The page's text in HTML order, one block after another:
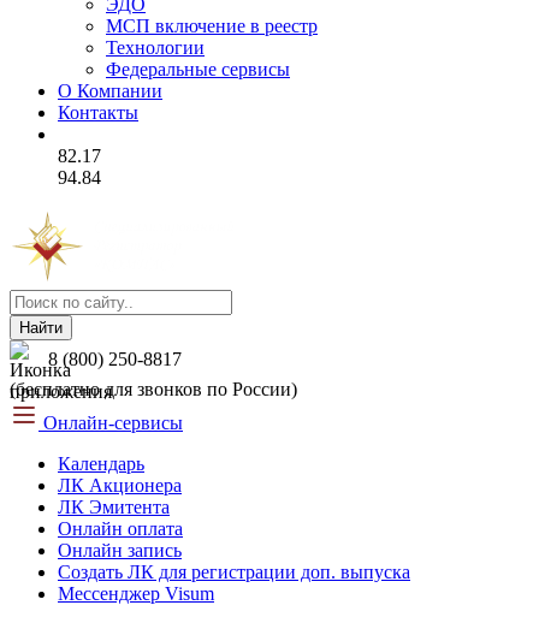
ЭДО
МСП включение в реестр
Технологии
Федеральные сервисы
О Компании
Контакты
82.17
94.84
Найти
8 (800) 250-8817
(бесплатно для звонков по России)
Онлайн-сервисы
Календарь
ЛК Акционера
ЛК Эмитента
Онлайн оплата
Онлайн запись
Создать ЛК для регистрации доп. выпуска
Мессенджер Visum